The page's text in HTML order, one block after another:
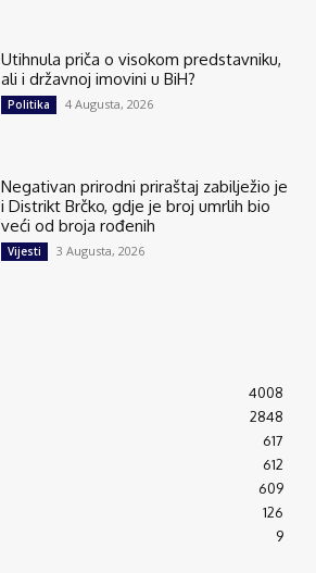
Utihnula priča o visokom predstavniku,
ali i državnoj imovini u BiH?
Politika 4 Augusta, 2026
Negativan prirodni priraštaj zabilježio je
i Distrikt Brčko, gdje je broj umrlih bio
veći od broja rođenih
Vijesti 3 Augusta, 2026
4008
2848
617
612
609
126
9